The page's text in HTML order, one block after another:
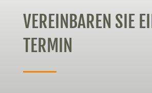
VEREINBAREN SIE
TERMIN